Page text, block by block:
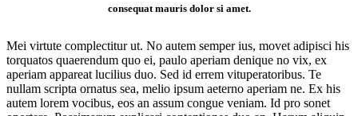
consequat mauris dolor si amet.
Mei virtute complectitur ut. No autem semper ius, movet adipisci his
torquatos quaerendum quo ei, paulo aperiam denique no vix, ex
aperiam appareat lucilius duo. Sed id errem vituperatoribus. Te
nullam scripta ornatus sea, melio ipsum aeterno aperiam ne. Ex his
autem lorem vocibus, eos an assum congue veniam. Id pro sonet